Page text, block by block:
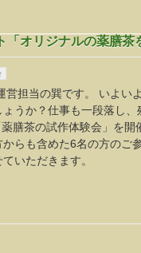
担当の巽です。 いよい
うか？仕事も一段落し
膳茶の試作体験会」を開
らも含めた6名の方のご
いただきます。